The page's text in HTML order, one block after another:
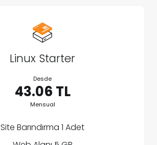
Linux Starter
Desde
43.06 TL
Mensual
Site Barındırma 1 Adet